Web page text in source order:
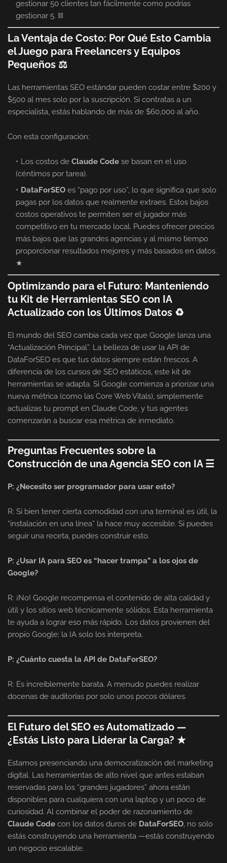
gestionar 50 clientes tan fácilmente como podrías
gestionar 5. ⛓
La Ventaja de Costo: Por Qué Esto Cambia
el Juego para Freelancers y Equipos
Pequeños ⚖
Las herramientas SEO estándar pueden costar entre $200 y
$500 al mes solo por la suscripción. Si contratas a un
especialista, estás hablando de más de $60,000 al año.
Con esta configuración:
Los costos de Claude Code se basan en el uso
(céntimos por tarea).
DataForSEO es “pago por uso”, lo que significa que solo
pagas por los datos que realmente extraes. Estos bajos
costos operativos te permiten ser el jugador más
competitivo en tu mercado local. Puedes ofrecer precios
más bajos que las grandes agencias y al mismo tiempo
proporcionar resultados mejores y más basados en datos.
★
Optimizando para el Futuro: Manteniendo
tu Kit de Herramientas SEO con IA
Actualizado con los Últimos Datos ♻
El mundo del SEO cambia cada vez que Google lanza una
“Actualización Principal”. La belleza de usar la API de
DataForSEO es que tus datos siempre están frescos. A
diferencia de los cursos de SEO estáticos, este kit de
herramientas se adapta. Si Google comienza a priorizar una
nueva métrica (como las Core Web Vitals), simplemente
actualizas tu prompt en Claude Code, y tus agentes
comenzarán a buscar esa métrica de inmediato.
Preguntas Frecuentes sobre la
Construcción de una Agencia SEO con IA ☰
P: ¿Necesito ser programador para usar esto?
R: Si bien tener cierta comodidad con una terminal es útil, la
“instalación en una línea” la hace muy accesible. Si puedes
seguir una receta, puedes construir esto.
P: ¿Usar IA para SEO es “hacer trampa” a los ojos de
Google?
R: ¡No! Google recompensa el contenido de alta calidad y
útil y los sitios web técnicamente sólidos. Esta herramienta
te ayuda a lograr eso más rápido. Los datos provienen del
propio Google; la IA solo los interpreta.
P: ¿Cuánto cuesta la API de DataForSEO?
R: Es increíblemente barata. A menudo puedes realizar
docenas de auditorías por solo unos pocos dólares.
El Futuro del SEO es Automatizado —
¿Estás Listo para Liderar la Carga? ★
Estamos presenciando una democratización del marketing
digital. Las herramientas de alto nivel que antes estaban
reservadas para los “grandes jugadores” ahora están
disponibles para cualquiera con una laptop y un poco de
curiosidad. Al combinar el poder de razonamiento de
Claude Code con los datos duros de DataForSEO, no solo
estás construyendo una herramienta —estás construyendo
un negocio escalable.